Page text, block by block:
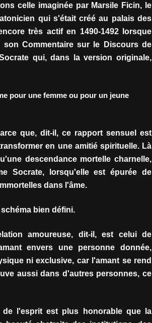
celle imaginée par Marsile Ficin, le
qui s'était créé au palais des
très actif en 1490-1492 lorsque
son Commentaire sur le Discours de
qui, dans la version originale,
pour une femme ou pour un jeune
que, dit-il, ce rapport sensuel est
en une amitié spirituelle. Là
descendance mortelle charnelle,
Socrate, lorsqu'elle est épurée de
dans l'âme.
bien défini.
amoureuse, dit-il, est celui de
envers une personne donnée,
ni exclusive, car l'amant se rend
aussi dans d'autres personnes, ce
l'esprit est plus honorable que la